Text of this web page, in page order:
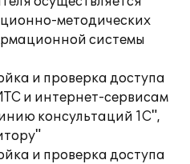
методических
системы
и проверка доступа
и интернет-сервисам
консультаций 1С",
и проверка доступа